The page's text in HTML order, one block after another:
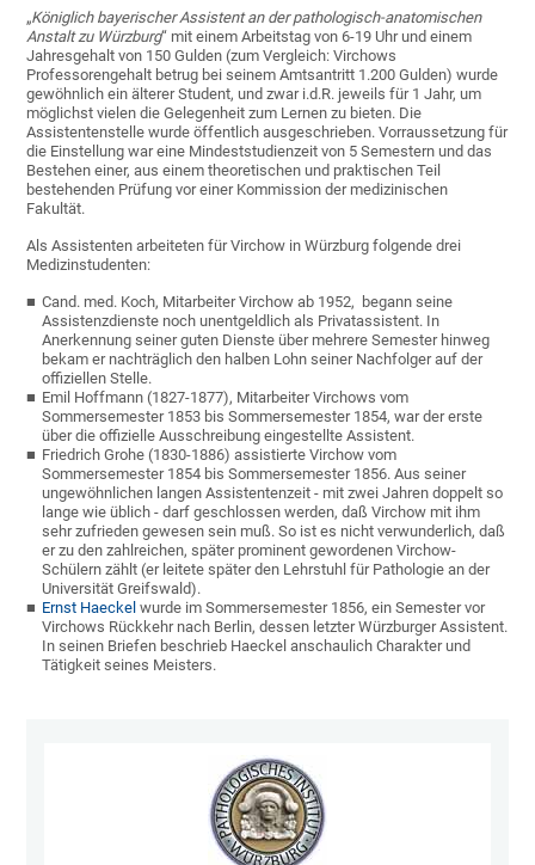
„Königlich bayerischer Assistent an der pathologisch-anatomischen
Anstalt zu Würzburg“ mit einem Arbeitstag von 6-19 Uhr und einem
Jahresgehalt von 150 Gulden (zum Vergleich: Virchows
Professorengehalt betrug bei seinem Amtsantritt 1.200 Gulden) wurde
gewöhnlich ein älterer Student, und zwar i.d.R. jeweils für 1 Jahr, um
möglichst vielen die Gelegenheit zum Lernen zu bieten. Die
Assistentenstelle wurde öffentlich ausgeschrieben. Vorraussetzung für
die Einstellung war eine Mindeststudienzeit von 5 Semestern und das
Bestehen einer, aus einem theoretischen und praktischen Teil
bestehenden Prüfung vor einer Kommission der medizinischen
Fakultät.
Als Assistenten arbeiteten für Virchow in Würzburg folgende drei
Medizinstudenten:
Cand. med. Koch, Mitarbeiter Virchow ab 1952, begann seine
Assistenzdienste noch unentgeldlich als Privatassistent. In
Anerkennung seiner guten Dienste über mehrere Semester hinweg
bekam er nachträglich den halben Lohn seiner Nachfolger auf der
offiziellen Stelle.
Emil Hoffmann (1827-1877), Mitarbeiter Virchows vom
Sommersemester 1853 bis Sommersemester 1854, war der erste
über die offizielle Ausschreibung eingestellte Assistent.
Friedrich Grohe (1830-1886) assistierte Virchow vom
Sommersemester 1854 bis Sommersemester 1856. Aus seiner
ungewöhnlichen langen Assistentenzeit - mit zwei Jahren doppelt so
lange wie üblich - darf geschlossen werden, daß Virchow mit ihm
sehr zufrieden gewesen sein muß. So ist es nicht verwunderlich, daß
er zu den zahlreichen, später prominent gewordenen Virchow-
Schülern zählt (er leitete später den Lehrstuhl für Pathologie an der
Universität Greifswald).
Ernst Haeckel wurde im Sommersemester 1856, ein Semester vor
Virchows Rückkehr nach Berlin, dessen letzter Würzburger Assistent.
In seinen Briefen beschrieb Haeckel anschaulich Charakter und
Tätigkeit seines Meisters.